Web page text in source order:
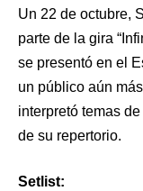
Un 22 de octubre,
parte de la gira
se presentó en el
un público aún
interpretó temas
de su repertorio.
Setlist: